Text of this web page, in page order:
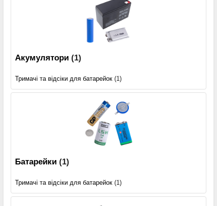
Акумулятори (1)
Тримачі та відсіки для батарейок (1)
Батарейки (1)
Тримачі та відсіки для батарейок (1)